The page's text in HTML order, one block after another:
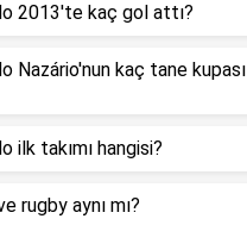
2013'te kaç gol attı?
Nazário'nun kaç tane kupası
ilk takımı hangisi?
rugby aynı mı?